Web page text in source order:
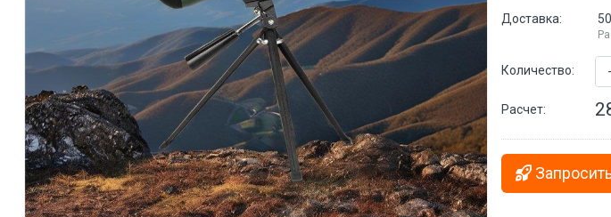
Доставка:
Количество: -
Расчет: